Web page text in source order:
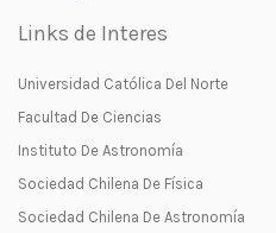
Links de Interes
Universidad Católica Del Norte
Facultad De Ciencias
Instituto De Astronomía
Sociedad Chilena De Física
Sociedad Chilena De Astronomía